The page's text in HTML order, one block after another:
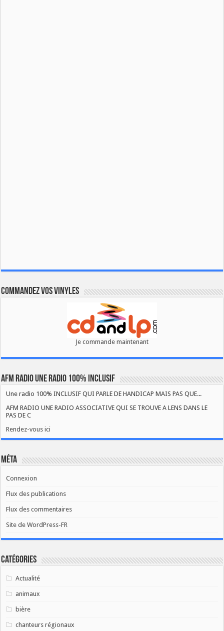
Commandez vos vinyles
Je commande maintenant
AFM RADIO UNE RADIO 100% INCLUSIF
Une radio 100% INCLUSIF QUI PARLE DE HANDICAP MAIS PAS QUE...
AFM RADIO UNE RADIO ASSOCIATIVE QUI SE TROUVE A LENS DANS LE
PAS DE C
Rendez-vous ici
Méta
Connexion
Flux des publications
Flux des commentaires
Site de WordPress-FR
Catégories
Actualité
animaux
bière
chanteurs régionaux